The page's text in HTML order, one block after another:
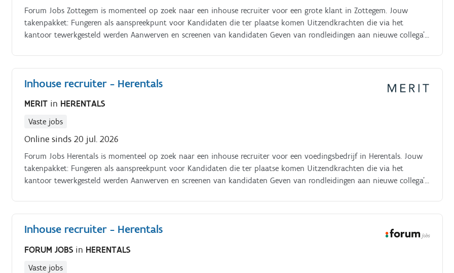
Forum Jobs Zottegem is momenteel op zoek naar een inhouse recruiter voor een grote klant in Zottegem. Jouw
takenpakket: Fungeren als aanspreekpunt voor Kandidaten die ter plaatse komen Uitzendkrachten die via het
kantoor tewerkgesteld werden Aanwerven en screenen van kandidaten Geven van rondleidingen aan nieuwe collega's
Inhouse recruiter - Herentals
MERIT in HERENTALS
Vaste jobs
Online sinds 20 jul. 2026
Forum Jobs Herentals is momenteel op zoek naar een inhouse recruiter voor een voedingsbedrijf in Herentals. Jouw
takenpakket: Fungeren als aanspreekpunt voor Kandidaten die ter plaatse komen Uitzendkrachten die via het
kantoor tewerkgesteld werden Aanwerven en screenen van kandidaten Geven van rondleidingen aan nieuwe collega's
Inhouse recruiter - Herentals
FORUM JOBS in HERENTALS
Vaste jobs